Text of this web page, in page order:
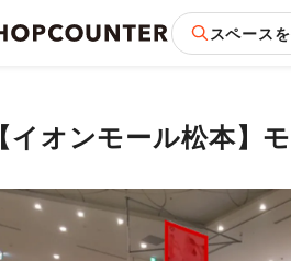
スペース
【イオンモール松本】